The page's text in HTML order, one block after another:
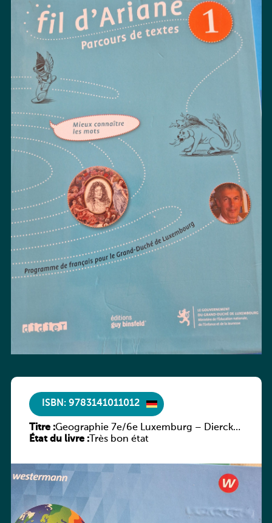
ISBN: 9783141011012
Titre :Geographie 7e/6e Luxemburg – Diercke
Praxis
État du livre :Très bon état